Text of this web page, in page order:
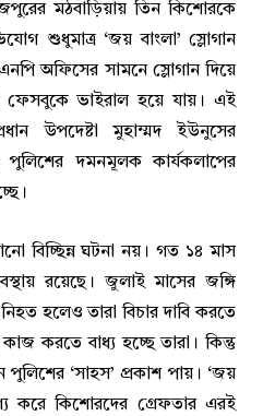
মঠবাড়িয়ায় তিন কিশোরকে
শুধুমাত্র ‘জয় বাংলা’ স্লোগান
অফিসের সামনে স্লোগান দিয়ে
ফেসবুকে ভাইরাল হয়ে যায়। এই
উপদেষ্টা মুহাম্মদ ইউনুসের
পুলিশের দমনমূলক কার্যকলাপের
বিচ্ছিন্ন ঘটনা নয়। গত ১৪ মাস
রয়েছে। জুলাই মাসের জঙ্গি
হলেও তারা বিচার দাবি করতে
কাজ করতে বাধ্য হচ্ছে তারা। কিন্তু
পুলিশের ‘সাহস’ প্রকাশ পায়। ‘জয়
করে কিশোরদের গ্রেফতার এরই